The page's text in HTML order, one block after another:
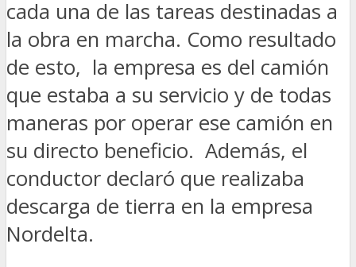
cada una de las tareas destinadas a
la obra en marcha. Como resultado
de esto, la empresa es del camión
que estaba a su servicio y de todas
maneras por operar ese camión en
su directo beneficio. Además, el
conductor declaró que realizaba
descarga de tierra en la empresa
Nordelta.